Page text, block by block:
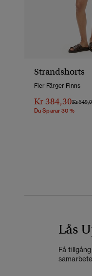
Strandshorts
Fler Färger Finns
Kr 384,30Pris
Kr
Du Sparar 30 %
Lås
Få